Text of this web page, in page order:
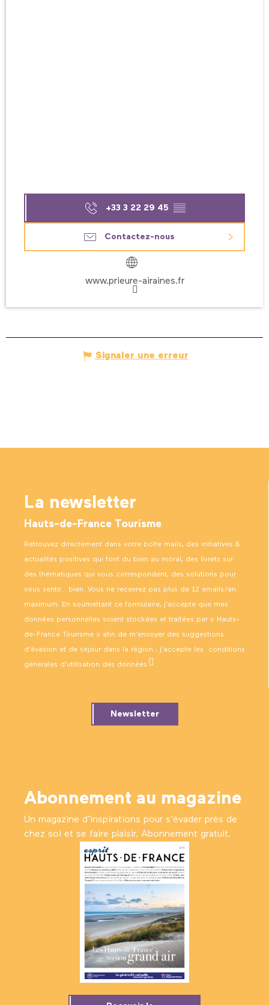
+33 3 22 29 45 ▒▒
Contactez-nous
www.prieure-airaines.fr
Signaler une erreur
La newsletter
Hauts-de-France Tourisme
Retrouvez directement dans votre boîte mails, des initiatives &
actualités positives qui font du bien au moral, des livrets sur
des thématiques qui vous correspondent, des solutions pour
vous sentir… bien. Vous ne recevrez pas plus de 12 emails/an
maximum. En soumettant ce formulaire, j’accepte que mes
données personnelles soient stockées et traitées par « Hauts-
de-France Tourisme » afin de m’envoyer des suggestions
d’évasion et de séjour dans la région ; j’accepte les conditions
générales d’utilisation des données .
Newsletter
Abonnement au magazine
Un magazine d’inspirations pour s'évader près de
chez soi et se faire plaisir. Abonnement gratuit.